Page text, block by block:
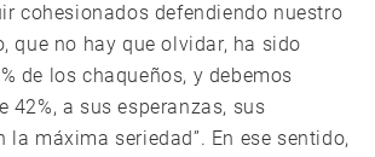
cohesionados defendiendo nuestro
que no hay que olvidar, ha sido
de los chaqueños, y debemos
42%, a sus esperanzas, sus
la máxima seriedad”. En ese sentido,